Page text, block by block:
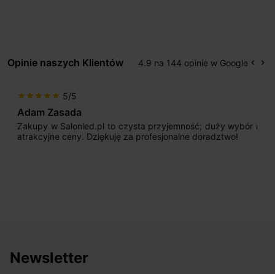
Opinie naszych Klientów 4.9 na 144 opinie w Google keyboard_arrow_left keyboard_arrow_right
star star star star star 5/5
Adam Zasada
Zakupy w Salonled.pl to czysta przyjemność; duży wybór i
atrakcyjne ceny. Dziękuję za profesjonalne doradztwo!
Newsletter